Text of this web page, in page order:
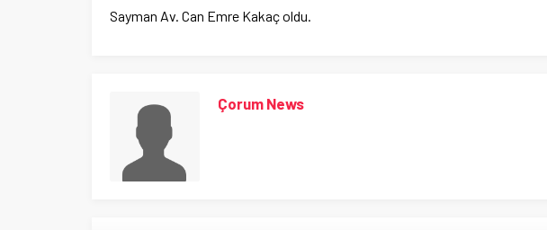
Sayman Av. Can Emre Kakaç oldu.
Çorum News